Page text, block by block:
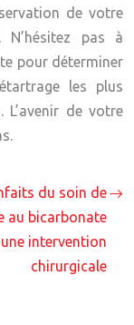
de votre
pas à
pour déterminer
les plus
L’avenir de votre
du soin de
au bicarbonate
intervention
chirurgicale